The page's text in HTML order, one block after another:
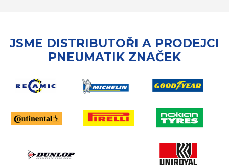
JSME DISTRIBUTOŘI A PRODEJCI
PNEUMATIK ZNAČEK